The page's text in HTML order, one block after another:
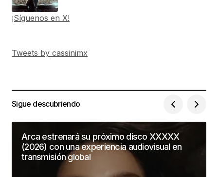
¡Síguenos en X!
Tweets by cassinimx
Sigue descubriendo
Arca estrenará su próximo disco XXXXX
(2026) con una experiencia audiovisual en
transmisión global